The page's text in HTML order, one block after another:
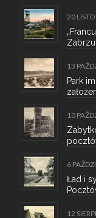
20
Zabrzu.
13
Park
10
6
Ład i
12